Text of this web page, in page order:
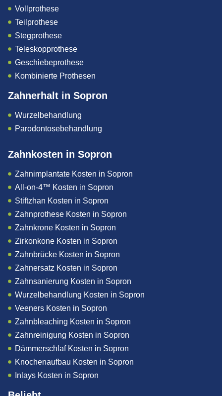
Vollprothese
Teilprothese
Stegprothese
Teleskopprothese
Geschiebeprothese
Kombinierte Prothesen
Zahnerhalt in Sopron
Wurzelbehandlung
Parodontosebehandlung
Zahnkosten in Sopron
Zahnimplantate Kosten in Sopron
All-on-4™ Kosten in Sopron
Stiftzhan Kosten in Sopron
Zahnprothese Kosten in Sopron
Zahnkrone Kosten in Sopron
Zirkonkone Kosten in Sopron
Zahnbrücke Kosten in Sopron
Zahnersatz Kosten in Sopron
Zahnsanierung Kosten in Sopron
Wurzelbehandlung Kosten in Sopron
Veeners Kosten in Sopron
Zahnbleaching Kosten in Sopron
Zahnreinigung Kosten in Sopron
Dämmerschlaf Kosten in Sopron
Knochenaufbau Kosten in Sopron
Inlays Kosten in Sopron